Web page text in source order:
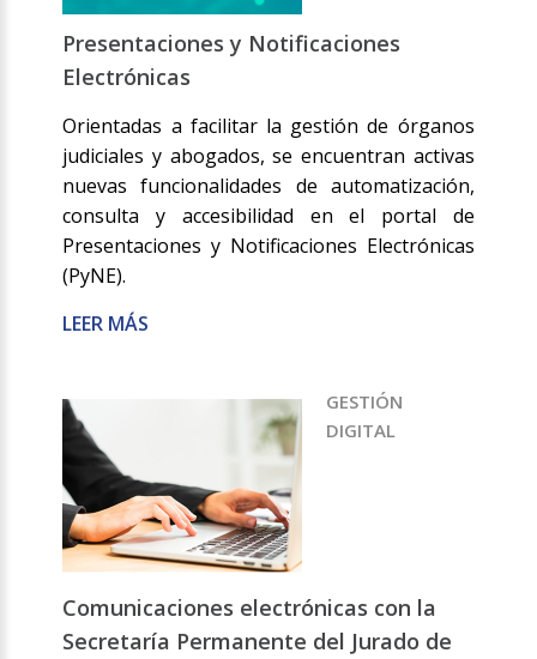
Presentaciones y Notificaciones
Electrónicas
Orientadas a facilitar la gestión de órganos
judiciales y abogados, se encuentran activas
nuevas funcionalidades de automatización,
consulta y accesibilidad en el portal de
Presentaciones y Notificaciones Electrónicas
(PyNE).
LEER MÁS
GESTIÓN
DIGITAL
Comunicaciones electrónicas con la
Secretaría Permanente del Jurado de